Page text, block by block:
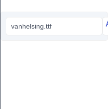
vanhelsing.ttf